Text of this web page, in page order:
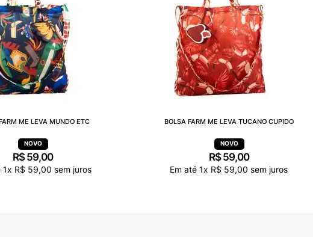
ME LEVA MUNDO ETC
R$ 59,00
1x R$ 59,00 sem juros
BOLSA FARM ME LEVA TUCANO CUPIDO
R$ 59,00
Em até 1x R$ 59,00 sem juros